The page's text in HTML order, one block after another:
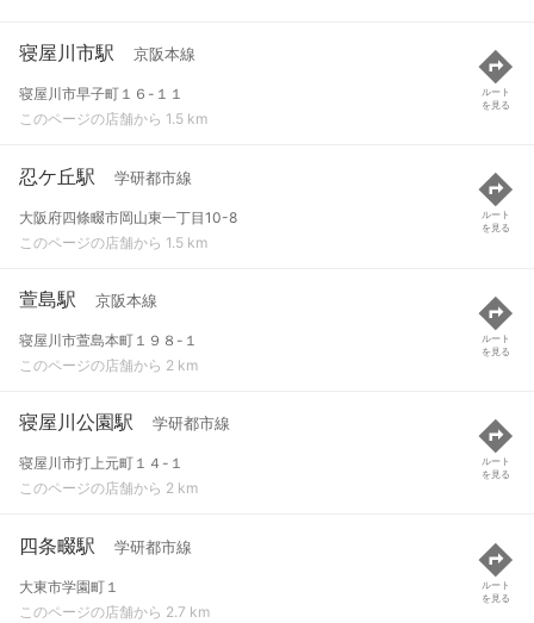
寝屋川市駅 京阪本線
寝屋川市早子町１６-１１
このページの店舗から 1.5 km
ルート
を見る
忍ケ丘駅 学研都市線
大阪府四條畷市岡山東一丁目10-8
このページの店舗から 1.5 km
ルート
を見る
萱島駅 京阪本線
寝屋川市萱島本町１９８-１
このページの店舗から 2 km
ルート
を見る
寝屋川公園駅 学研都市線
寝屋川市打上元町１４-１
このページの店舗から 2 km
ルート
を見る
四条畷駅 学研都市線
大東市学園町１
このページの店舗から 2.7 km
ルート
を見る